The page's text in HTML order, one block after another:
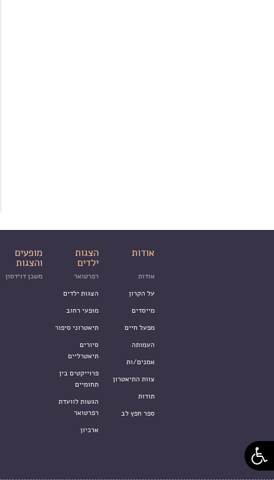
אודות הצגות
ילדים
מופעים
והצגות
אודות
על הקרון
מייסדים
מפעל חיים
העמותה
אמנים/ות
צוות התיאטרון
תודות
ספר חפץ לב
רפרטואר
הצגות ילדים
מופעי רחוב
תיאטרוני סיפור
סיורים
תיאטרליים
פרוייקטים בין
תחומיים
הגשות לוועדת
רפרטואר
ארכיון
משכן דוידסון